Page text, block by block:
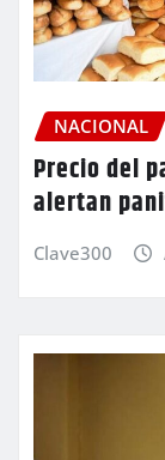
NACIONAL
Precio del
alertan
Clave300